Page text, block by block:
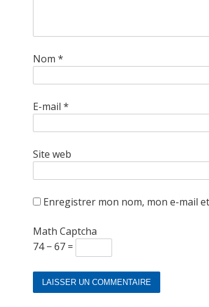
Nom *
E-mail *
Site web
Enregistrer mon nom, mon e-mail
Math Captcha
74 − 67 =